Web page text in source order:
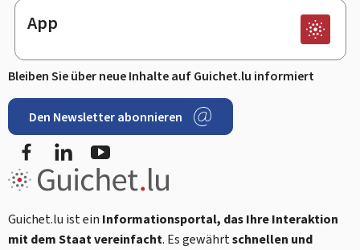
App
Bleiben Sie über neue Inhalte auf Guichet.lu informiert
Den Newsletter abonnieren
FacebookLinkedIn
Guichet.lu ist ein Informationsportal, das Ihre Interaktion
mit dem Staat vereinfacht. Es gewährtschnellen und